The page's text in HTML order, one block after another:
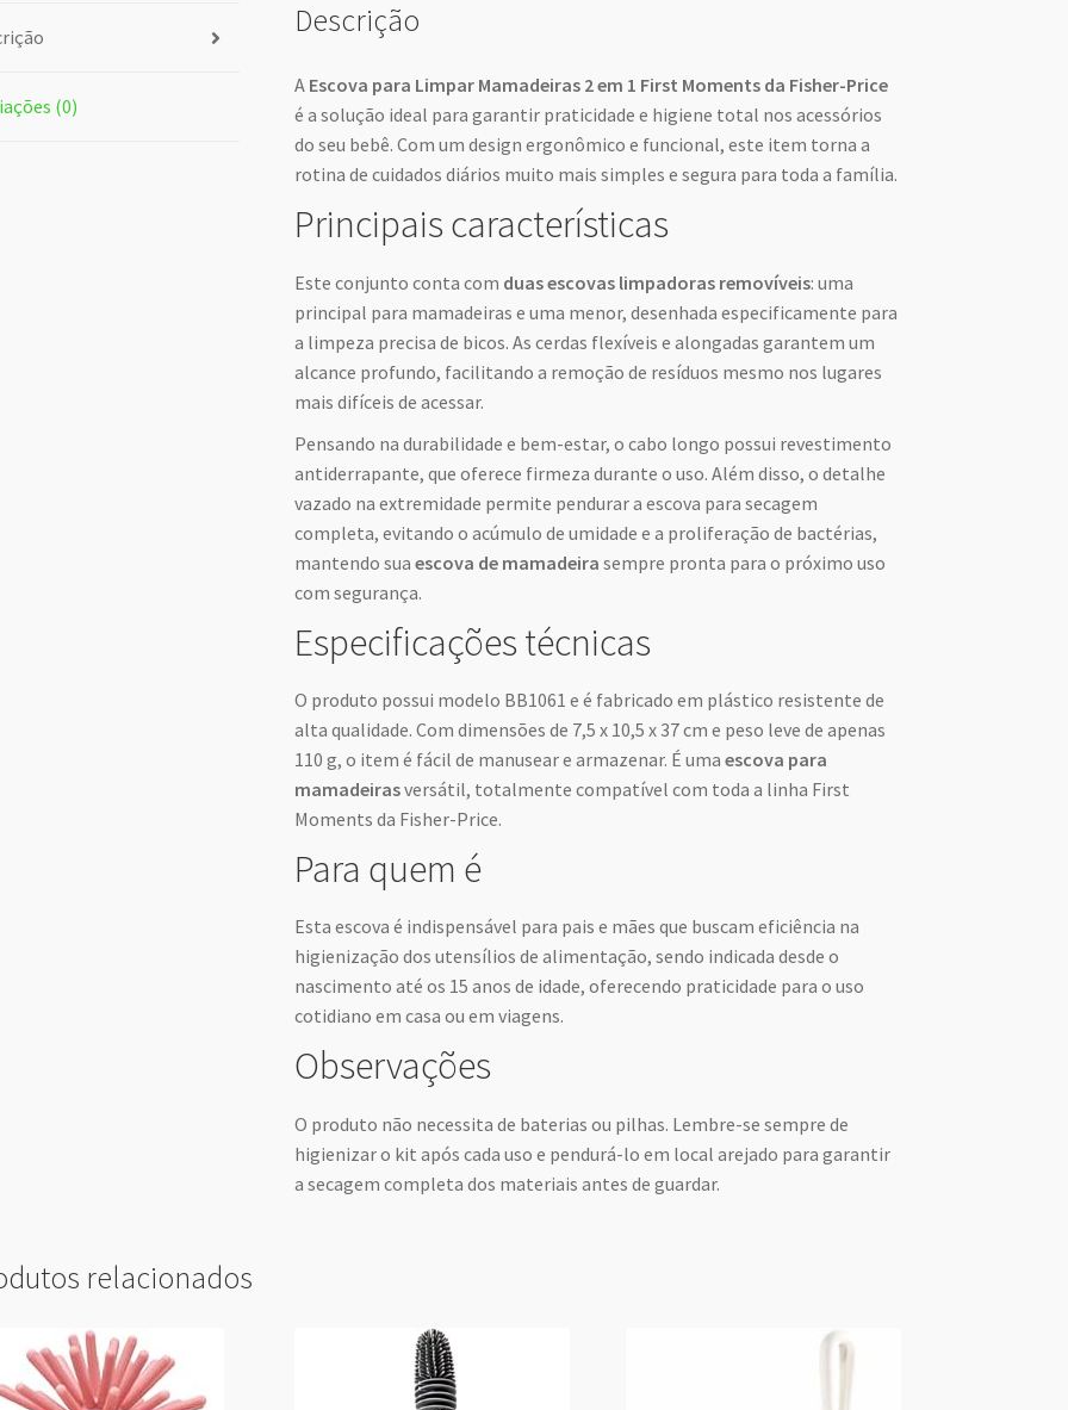
(0)
Descrição
A Escova para Limpar Mamadeiras 2 em 1 First Moments da Fisher-Price
é a solução ideal para garantir praticidade e higiene total nos acessórios
do seu bebê. Com um design ergonômico e funcional, este item torna a
rotina de cuidados diários muito mais simples e segura para toda a família.
Principais características
Este conjunto conta com duas escovas limpadoras removíveis: uma
principal para mamadeiras e uma menor, desenhada especificamente para
a limpeza precisa de bicos. As cerdas flexíveis e alongadas garantem um
alcance profundo, facilitando a remoção de resíduos mesmo nos lugares
mais difíceis de acessar.
Pensando na durabilidade e bem-estar, o cabo longo possui revestimento
antiderrapante, que oferece firmeza durante o uso. Além disso, o detalhe
vazado na extremidade permite pendurar a escova para secagem
completa, evitando o acúmulo de umidade e a proliferação de bactérias,
mantendo suaescova de mamadeira sempre pronta para o próximo uso
com segurança.
Especificações técnicas
O produto possui modelo BB1061 e é fabricado em plástico resistente de
alta qualidade. Com dimensões de 7,5 x 10,5 x 37 cm e peso leve de apenas
110 g, o item é fácil de manusear e armazenar. É umaescova para
mamadeirasversátil, totalmente compatível com toda a linha First
Moments da Fisher-Price.
Para quem é
Esta escova é indispensável para pais e mães que buscam eficiência na
higienização dos utensílios de alimentação, sendo indicada desde o
nascimento até os 15 anos de idade, oferecendo praticidade para o uso
cotidiano em casa ou em viagens.
Observações
O produto não necessita de baterias ou pilhas. Lembre-se sempre de
higienizar o kit após cada uso e pendurá-lo em local arejado para garantir
a secagem completa dos materiais antes de guardar.
relacionados